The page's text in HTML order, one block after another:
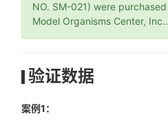
NO. SM-021) were
Model Organisms Center, Inc..
验证数据
案例1：